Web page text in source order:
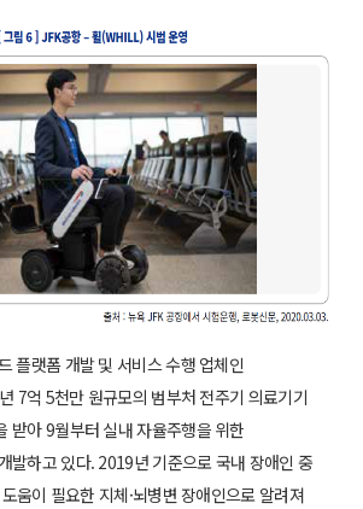
플랫폼 개발 및 서비스 수행 업체인
7억 5천만 원규모의 범부처 전주기 의료기기
받아 9월부터 실내 자율주행을 위한
발하고 있다. 2019년 기준으로 국내 장애인 중
움이 필요한 지체·뇌병변 장애인으로 알려져